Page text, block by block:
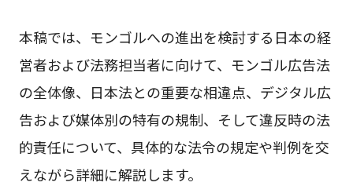
本稿では、モンゴルへの進出を検討する日本の経
営者および法務担当者に向けて、モンゴル広告法
の全体像、日本法との重要な相違点、デジタル広
告および媒体別の特有の規制、そして違反時の法
的責任について、具体的な法令の規定や判例を交
えながら詳細に解説します。